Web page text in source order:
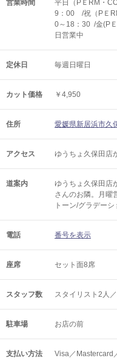
営業時間
平日（PＥRM・
9：00 /祝（PＥ
0～18：30 /金(P
日営業中
定休日 毎週日曜日
カット価格 ￥4,950
住所 愛媛県新居浜市久
アクセス ゆうちょ久保田店
道案内
ゆうちょ久保田店
さんのお隣。月曜
トーン/グラデー
電話 番号を表示
座席 セット面8席
スタッフ数 スタイリスト2人
駐車場 お店の前
支払い方法 Visa／Mastercard